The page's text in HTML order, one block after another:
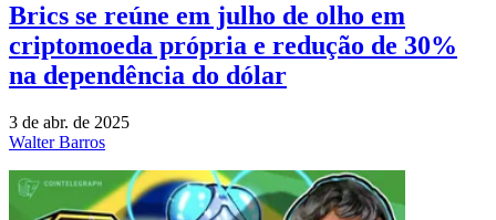
Brics se reúne em julho de olho em
criptomoeda própria e redução de 30%
na dependência do dólar
3 de abr. de 2025
Walter Barros